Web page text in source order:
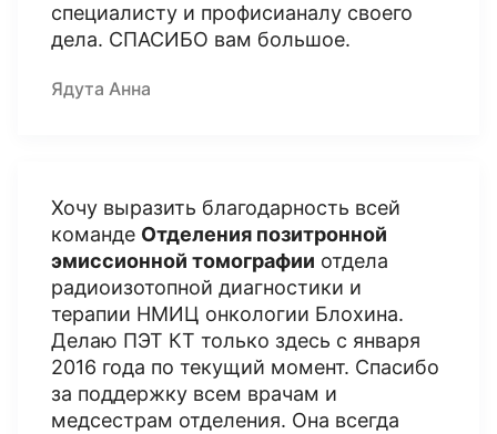
специалисту и профисианалу своего
дела. СПАСИБО вам большое.
Ядута Анна
Хочу выразить благодарность всей
команде Отделения позитронной
эмиссионной томографии отдела
радиоизотопной диагностики и
терапии НМИЦ онкологии Блохина.
Делаю ПЭТ КТ только здесь с января
2016 года по текущий момент. Спасибо
за поддержку всем врачам и
медсестрам отделения. Она всегда